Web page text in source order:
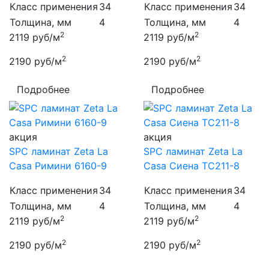
Класс применения 34
Толщина, мм
4
2119 руб/м2
2190 руб/м2
Подробнее
Класс применения 34
Толщина, мм
4
2119 руб/м2
2190 руб/м2
Подробнее
акция
SPC ламинат Zeta La
Casa Римини 6160-9
Класс применения 34
Толщина, мм
4
2119 руб/м2
2190 руб/м2
акция
SPC ламинат Zeta La
Casa Сиена TC211-8
Класс применения 34
Толщина, мм
4
2119 руб/м2
2190 руб/м2